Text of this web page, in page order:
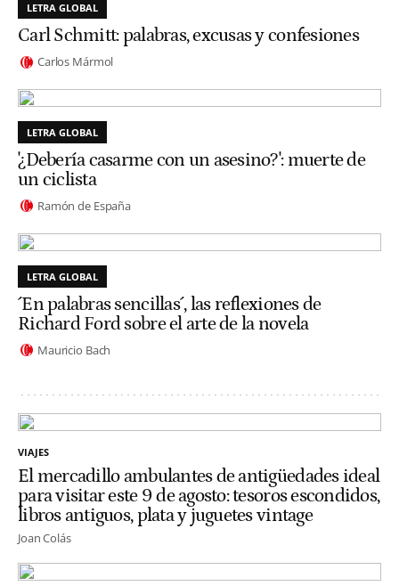
LETRA GLOBAL
Carl Schmitt: palabras, excusas y confesiones
Carlos Mármol
LETRA GLOBAL
'¿Debería casarme con un asesino?': muerte de
un ciclista
Ramón de España
LETRA GLOBAL
´En palabras sencillas´, las reflexiones de
Richard Ford sobre el arte de la novela
Mauricio Bach
VIAJES
El mercadillo ambulantes de antigüedades ideal
para visitar este 9 de agosto: tesoros escondidos,
libros antiguos, plata y juguetes vintage
Joan Colás